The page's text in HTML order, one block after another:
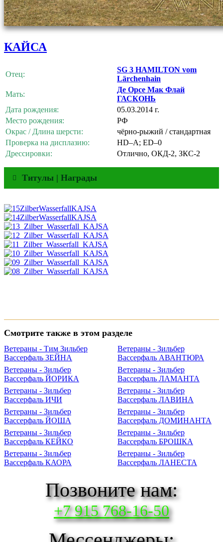
КАЙСА
Отец:
SG 3 HAMILTON vom
Lärchenhain
Мать:
Де Орсе Мак Флай
ГАСКОНЬ
Дата рождения:
05.03.2014 г.
Место рождения:
РФ
Окрас / Длина шерсти:
чёрно-рыжий / стандартная
Проверка на дисплазию:
HD‒A; ED‒0
Дрессировки:
Отлично, ОКД-2, ЗКС-2
Титулы | Награды
Смотрите также в этом разделе
Ветераны - Тим Зильбер
Вассерфаль ЗЕЙНА
Ветераны - Зильбер
Вассерфаль ЙОРИКА
Ветераны - Зильбер
Вассерфаль ИЧИ
Ветераны - Зильбер
Вассерфаль ЙОША
Ветераны - Зильбер
Вассерфаль КЕЙКО
Ветераны - Зильбер
Вассерфаль КАОРА
Ветераны - Зильбер
Вассерфаль АВАНТЮРА
Ветераны - Зильбер
Вассерфаль ЛАМАНТА
Ветераны - Зильбер
Вассерфаль ЛАВИНА
Ветераны - Зильбер
Вассерфаль ДОМИНАНТА
Ветераны - Зильбер
Вассерфаль БРОШКА
Ветераны - Зильбер
Вассерфаль ЛАНЕСТА
Позвоните нам:
+7 915 768-16-50